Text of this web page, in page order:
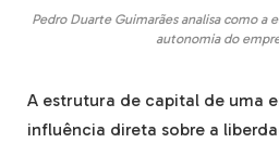
Pedro Duarte Guimarães analisa como a
autonomia do
A estrutura de capital de uma
influência direta sobre a